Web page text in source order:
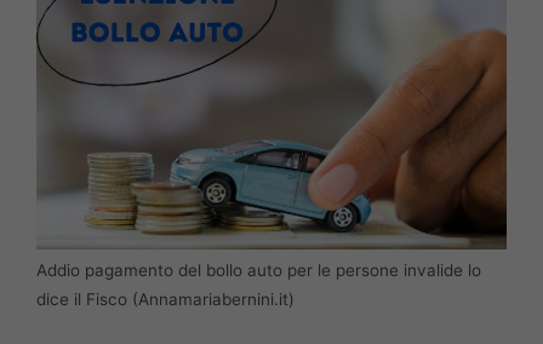
Addio pagamento del bollo auto per le persone invalide lo
dice il Fisco (Annamariabernini.it)